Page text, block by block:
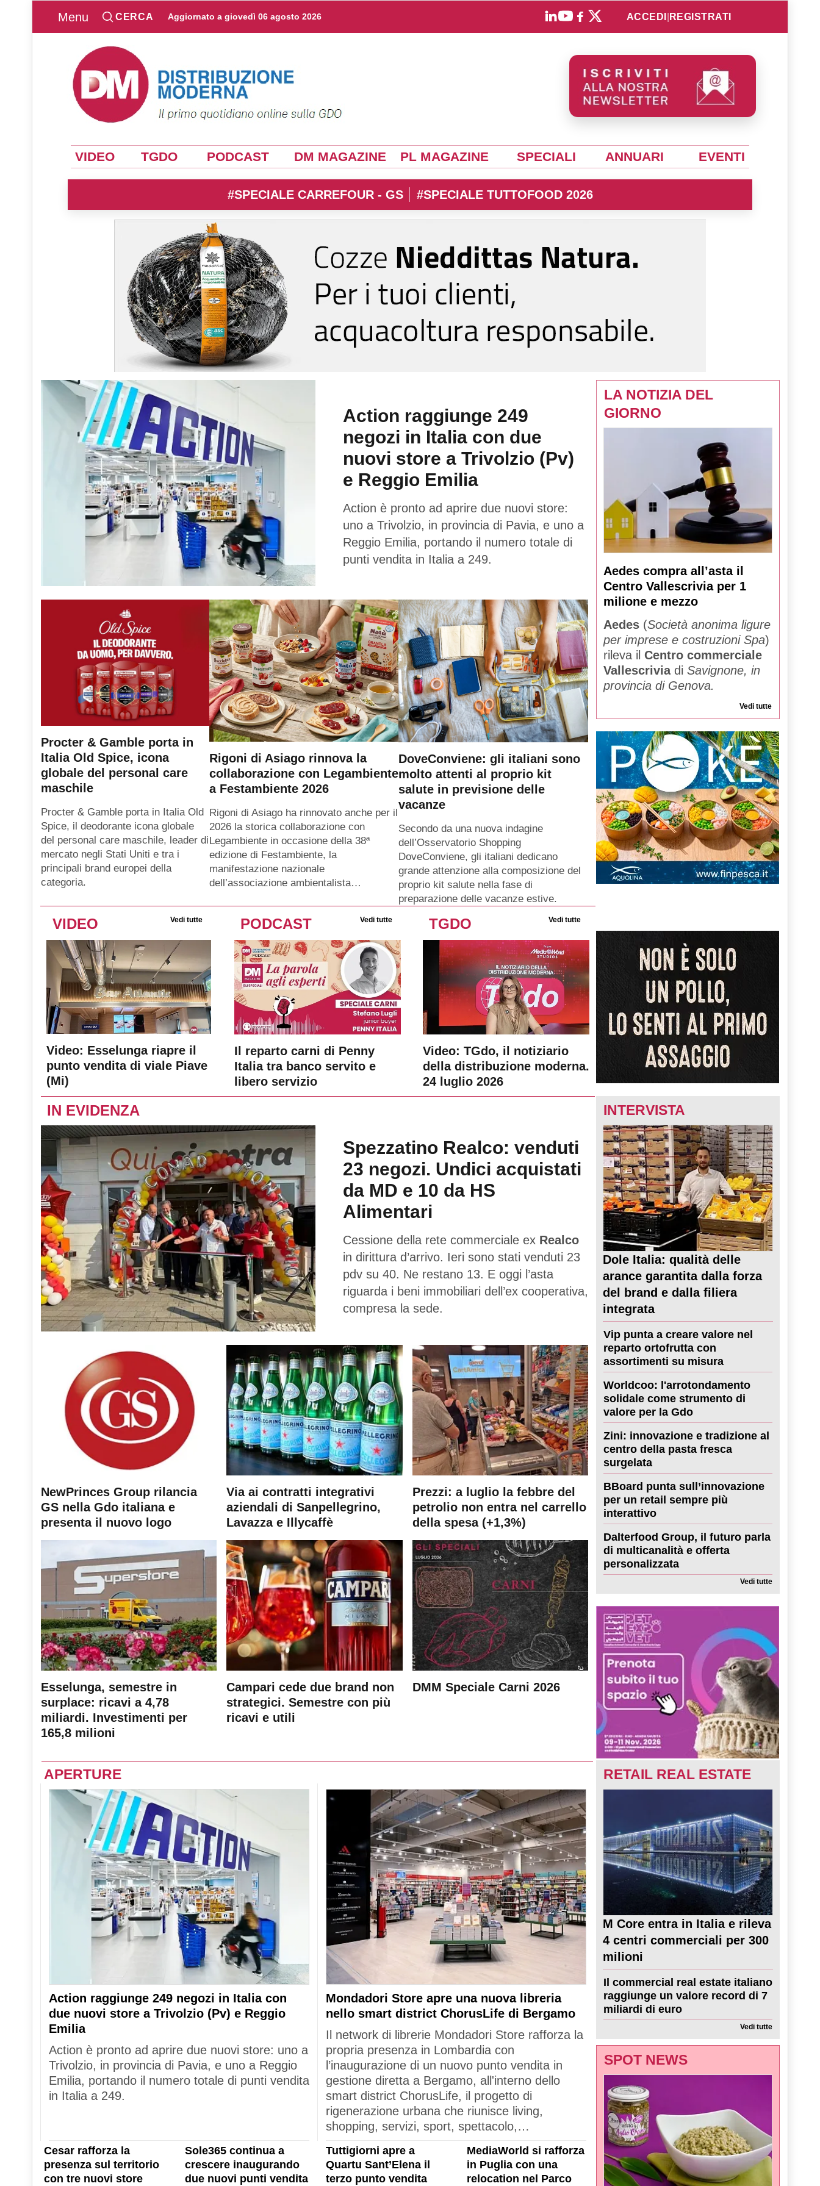
Menu CERCA Aggiornato a giovedì 06 agosto 2026 ACCEDI REGISTRATI
VIDEO TGDO PODCAST DM MAGAZINE PL MAGAZINE SPECIALI ANNUARI EVENTI
#SPECIALE CARREFOUR - GS #SPECIALE TUTTOFOOD 2026
Action raggiunge 249
negozi in Italia con due
nuovi store a Trivolzio (Pv)
e Reggio Emilia
Action è pronto ad aprire due nuovi store:
uno a Trivolzio, in provincia di Pavia, e uno a
Reggio Emilia, portando il numero totale di
punti vendita in Italia a 249.
Procter & Gamble porta in
Italia Old Spice, icona
globale del personal care
maschile
Procter & Gamble porta in Italia Old
Spice, il deodorante icona globale
del personal care maschile, leader di
mercato negli Stati Uniti e tra i
principali brand europei della
categoria.
Rigoni di Asiago rinnova la
collaborazione con Legambiente
a Festambiente 2026
Rigoni di Asiago ha rinnovato anche per il
2026 la storica collaborazione con
Legambiente in occasione della 38ª
edizione di Festambiente, la
manifestazione nazionale
dell’associazione ambientalista…
DoveConviene: gli italiani sono
molto attenti al proprio kit
salute in previsione delle
vacanze
Secondo da una nuova indagine
dell’Osservatorio Shopping
DoveConviene, gli italiani dedicano
grande attenzione alla composizione del
proprio kit salute nella fase di
preparazione delle vacanze estive.
LA NOTIZIA DEL
GIORNO
Aedes compra all’asta il
Centro Vallescrivia per 1
milione e mezzo
Aedes (Società anonima ligure
per imprese e costruzioni Spa)
rileva il Centro commerciale
Vallescriviadi Savignone, in
provincia di Genova.
Vedi tutte
VIDEO Vedi tutte
Video: Esselunga riapre il
punto vendita di viale Piave
(Mi)
PODCAST Vedi tutte
Il reparto carni di Penny
Italia tra banco servito e
libero servizio
TGDO Vedi tutte
Video: TGdo, il notiziario
della distribuzione moderna.
24 luglio 2026
IN EVIDENZA
Spezzatino Realco: venduti
23 negozi. Undici acquistati
da MD e 10 da HS
Alimentari
Cessione della rete commerciale ex Realco
in dirittura d’arrivo. Ieri sono stati venduti 23
pdv su 40. Ne restano 13. E oggi l’asta
riguarda i beni immobiliari dell’ex cooperativa,
compresa la sede.
NewPrinces Group rilancia
GS nella Gdo italiana e
presenta il nuovo logo
Via ai contratti integrativi
aziendali di Sanpellegrino,
Lavazza e Illycaffè
Prezzi: a luglio la febbre del
petrolio non entra nel carrello
della spesa (+1,3%)
Esselunga, semestre in
surplace: ricavi a 4,78
miliardi. Investimenti per
165,8 milioni
Campari cede due brand non
strategici. Semestre con più
ricavi e utili
DMM Speciale Carni 2026
INTERVISTA
Dole Italia: qualità delle
arance garantita dalla forza
del brand e dalla filiera
integrata
Vip punta a creare valore nel
reparto ortofrutta con
assortimenti su misura
Worldcoo: l'arrotondamento
solidale come strumento di
valore per la Gdo
Zini: innovazione e tradizione al
centro della pasta fresca
surgelata
BBoard punta sull’innovazione
per un retail sempre più
interattivo
Dalterfood Group, il futuro parla
di multicanalità e offerta
personalizzata
Vedi tutte
APERTURE
Action raggiunge 249 negozi in Italia con
due nuovi store a Trivolzio (Pv) e Reggio
Emilia
Action è pronto ad aprire due nuovi store: uno a
Trivolzio, in provincia di Pavia, e uno a Reggio
Emilia, portando il numero totale di punti vendita
in Italia a 249.
Mondadori Store apre una nuova libreria
nello smart district ChorusLife di Bergamo
Il network di librerie Mondadori Store rafforza la
propria presenza in Lombardia con
l’inaugurazione di un nuovo punto vendita in
gestione diretta a Bergamo, all'interno dello
smart district ChorusLife, il progetto di
rigenerazione urbana che riunisce living,
shopping, servizi, sport, spettacolo,…
Cesar rafforza la
presenza sul territorio
con tre nuovi store
Sole365 continua a
crescere inaugurando
due nuovi punti vendita
Tuttigiorni apre a
Quartu Sant’Elena il
terzo punto vendita
MediaWorld si rafforza
in Puglia con una
relocation nel Parco
RETAIL REAL ESTATE
M Core entra in Italia e rileva
4 centri commerciali per 300
milioni
Il commercial real estate italiano
raggiunge un valore record di 7
miliardi di euro
Vedi tutte
SPOT NEWS